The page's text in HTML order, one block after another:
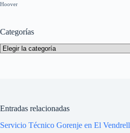
Hoover
Categorías
Categorías
Entradas relacionadas
Servicio Técnico Gorenje en El Vendrell